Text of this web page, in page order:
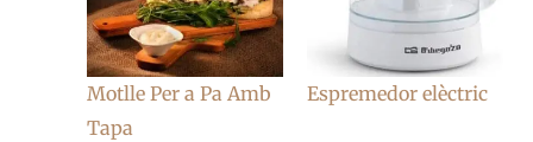
Motlle Per a Pa Amb
Tapa
Espremedor elèctric